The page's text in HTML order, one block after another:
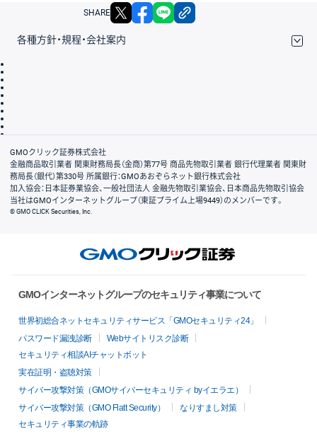
SHARE X facebook
各種方針・規程・会社案内
会社案内
GMOクリック証券株式会社
金融商品取引業者 関東財務局長（金商）第77号 商品先物取引業者 銀行代理業者 関東財
務局長（銀代）第330号 所属銀行：GMOあおぞらネット銀行株式会社
加入協会：日本証券業協会、一般社団法人 金融先物取引業協会、日本商品先物取引協会
当社はGMOインターネットグループ（東証プライム上場9449）のメンバーです。
© GMO CLICK Securities, Inc.
GMOインターネットグループのセキュリティ事業について
世界初総合ネットセキュリティサービス「GMOセキュリティ24」
パスワード漏洩診断
Webサイトリスク診断
セキュリティ相談AIチャットボット
実在証明・盗聴対策
サイバー攻撃対策（GMOサイバーセキュリティ byイエラエ）
サイバー攻撃対策（GMO Flatt Security）
なりすまし対策
セキュリティ事業の軌跡